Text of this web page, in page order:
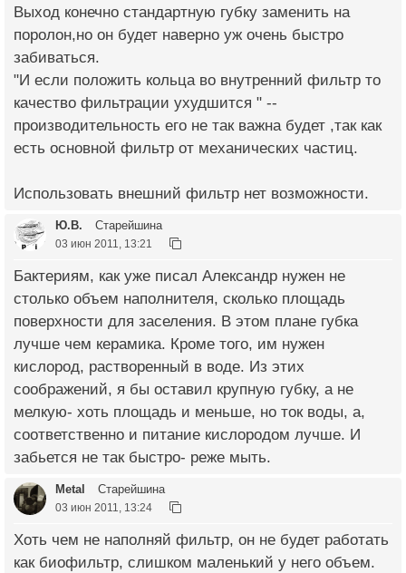
Выход конечно стандартную губку заменить на
поролон,но он будет наверно уж очень быстро
забиваться.
"И если положить кольца во внутренний фильтр то
качество фильтрации ухудшится " --
производительность его не так важна будет ,так как
есть основной фильтр от механических частиц.
Использовать внешний фильтр нет возможности.
Ю.В. Старейшина
03 июн 2011, 13:21
Бактериям, как уже писал Александр нужен не
столько объем наполнителя, сколько площадь
поверхности для заселения. В этом плане губка
лучше чем керамика. Кроме того, им нужен
кислород, растворенный в воде. Из этих
соображений, я бы оставил крупную губку, а не
мелкую- хоть площадь и меньше, но ток воды, а,
соответственно и питание кислородом лучше. И
забьется не так быстро- реже мыть.
Metal Старейшина
03 июн 2011, 13:24
Хоть чем не наполняй фильтр, он не будет работать
как биофильтр, слишком маленький у него объем.